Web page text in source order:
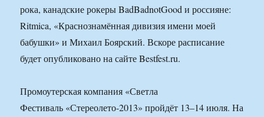
рока, канадские рокеры BadBadnotGood и россияне:
Ritmica, «Краснознамённая дивизия имени моей
бабушки» и Михаил Боярский. Вскоре расписание
будет опубликовано на сайте Bestfest.ru.
Промоутерская компания «Светла
Фестиваль «Стереолето-2013» пройдёт 13–14 июля. На